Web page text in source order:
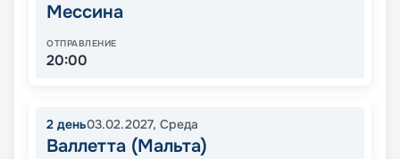
Мессина
ОТПРАВЛЕНИЕ
20:00
2 день03.02.2027, Среда
Валлетта (Мальта)